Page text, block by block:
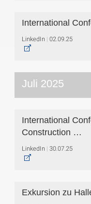
International
LinkedIn 02.09.25
Juli 2025
International
Construction …
LinkedIn 30.07.25
Exkursion zu